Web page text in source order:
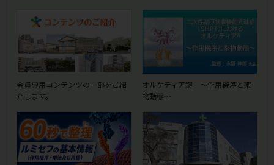
会員専用コンテンツの一部をご紹
介します。
オルケディア錠 ～作用機序と薬
物動態～